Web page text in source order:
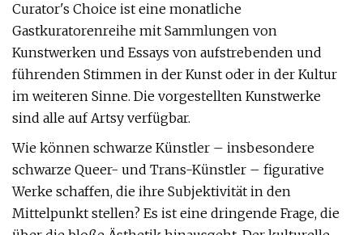
Curator's Choice ist eine monatliche
Gastkuratorenreihe mit Sammlungen von
Kunstwerken und Essays von aufstrebenden und
führenden Stimmen in der Kunst oder in der Kultur
im weiteren Sinne. Die vorgestellten Kunstwerke
sind alle auf Artsy verfügbar.
Wie können schwarze Künstler – insbesondere
schwarze Queer- und Trans-Künstler – figurative
Werke schaffen, die ihre Subjektivität in den
Mittelpunkt stellen? Es ist eine dringende Frage, die